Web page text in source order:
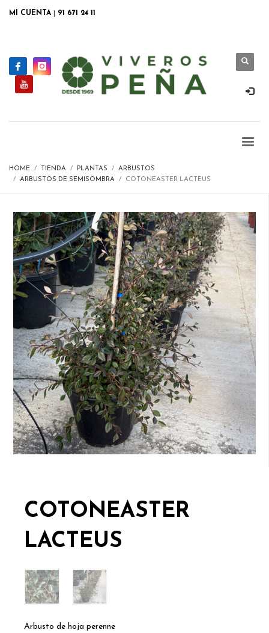
MI CUENTA 91 671 24 11
HOME TIENDA PLANTAS
ARBUSTOS
ARBUSTOS DE SEMISOMBRA
COTONEASTER LACTEUS
COTONEASTER
LACTEUS
Arbusto de hoja perenne